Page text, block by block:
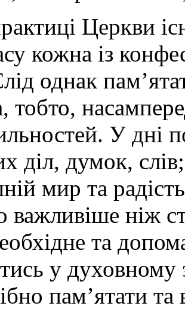
Церкви
кожна із
однак
тобто,
У дні
діл, думок,
мир та
важливіше ніж
та
у
пам’ятати та